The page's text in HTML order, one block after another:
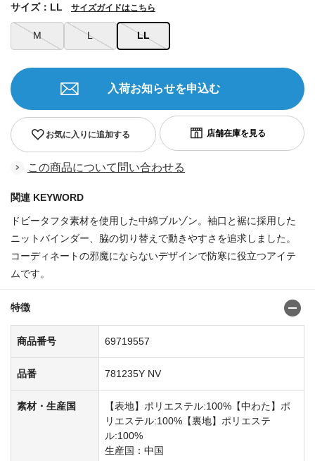
M L LL
サイズ：LL サイズガイドはこちら
お気に入りに追加する
入荷お知らせを申込む
この商品について問い合わせる
関連 KEYWORD
ドビータフタ素材を使用した中綿ブルゾン。袖口と裾に採用した
ニットバインダー、脇の切り替えで動きやすさを追求しました。
コーディネートの邪魔にならないデザインで防寒に役立つアイテ
ムです。
特徴
商品番号 69719557
品番 781235Y NV
素材・生産国
【表地】ポリエステル:100%【中わた】ポ
リエステル:100%【裏地】ポリエステ
ル:100%
生産国：中国